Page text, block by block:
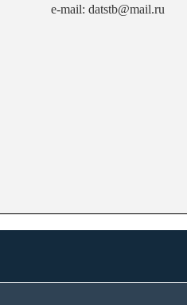
e-mail: datstb@mail.ru